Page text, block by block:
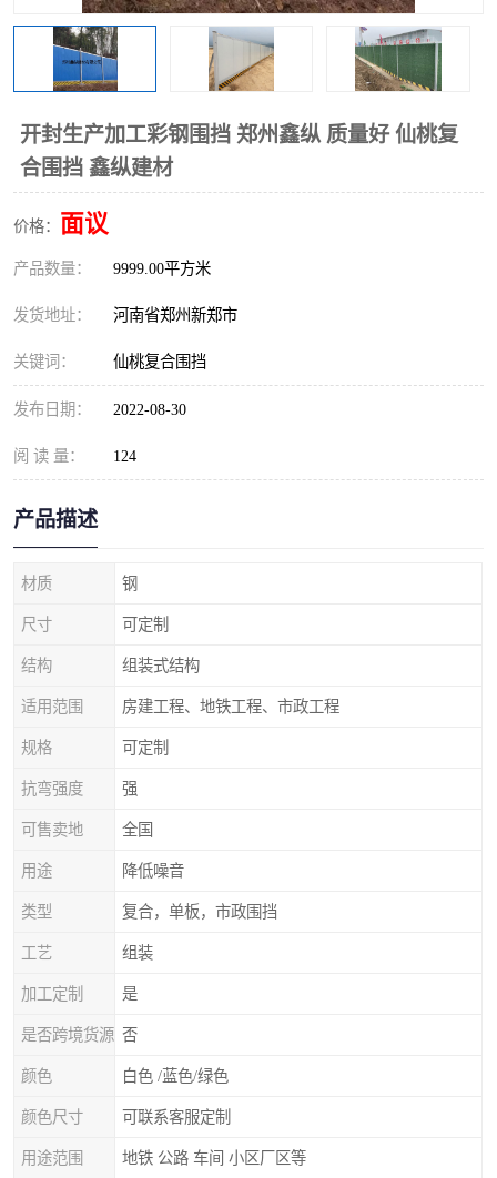
开封生产加工彩钢围挡 郑州鑫纵 质量好 仙桃复
合围挡 鑫纵建材
价格： 面议
产品数量： 9999.00平方米
发货地址： 河南省郑州新郑市
关键词： 仙桃复合围挡
发布日期： 2022-08-30
阅 读 量： 124
产品描述
材质 钢
尺寸 可定制
结构 组装式结构
适用范围 房建工程、地铁工程、市政工程
规格 可定制
抗弯强度 强
可售卖地 全国
用途 降低噪音
类型 复合，单板，市政围挡
工艺 组装
加工定制 是
是否跨境货源 否
颜色 白色 /蓝色/绿色
颜色尺寸 可联系客服定制
用途范围 地铁 公路 车间 小区厂区等